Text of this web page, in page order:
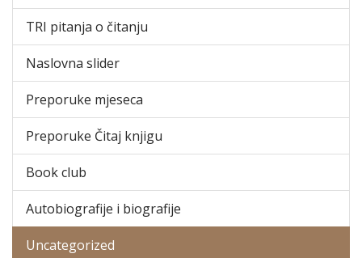
TRI pitanja o čitanju
Naslovna slider
Preporuke mjeseca
Preporuke Čitaj knjigu
Book club
Autobiografije i biografije
Uncategorized